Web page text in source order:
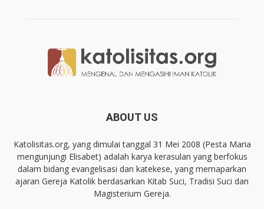
ABOUT US
Katolisitas.org, yang dimulai tanggal 31 Mei 2008 (Pesta Maria
mengunjungi Elisabet) adalah karya kerasulan yang berfokus
dalam bidang evangelisasi dan katekese, yang memaparkan
ajaran Gereja Katolik berdasarkan Kitab Suci, Tradisi Suci dan
Magisterium Gereja.